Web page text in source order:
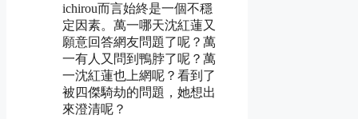
ichirou而言始終是一個不穩
定因素。萬一哪天沈紅蓮又
願意回答網友問題了呢？萬
一有人又問到鴨脖了呢？萬
一沈紅蓮也上網呢？看到了
被四傑騎劫的問題，她想出
來澄清呢？